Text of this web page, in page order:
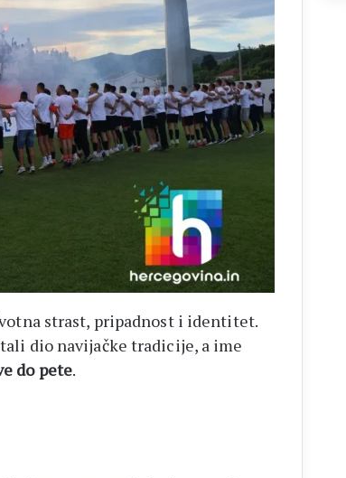
strast, pripadnost i identitet.
dio navijačke tradicije, a ime
do pete.